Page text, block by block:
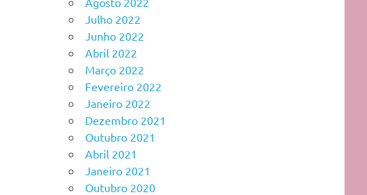
Julho 2022
Junho 2022
Abril 2022
Março 2022
Fevereiro 2022
Janeiro 2022
Dezembro 2021
Outubro 2021
Abril 2021
Janeiro 2021
Outubro 2020